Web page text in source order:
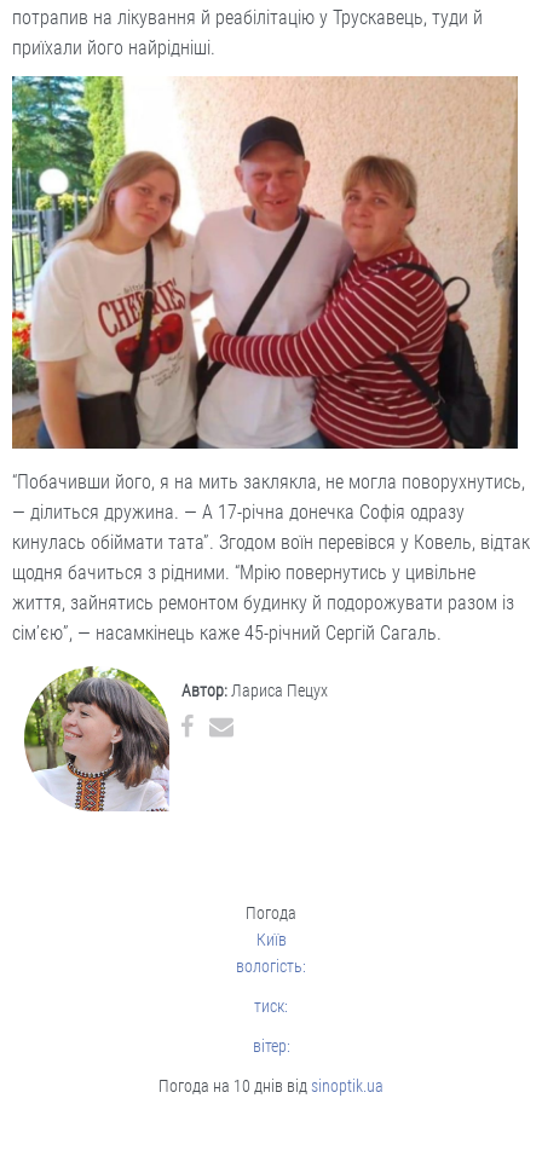
потрапив на лікування й реабілітацію у Трускавець, туди й
приїхали його найрідніші.
“Побачивши його, я на мить заклякла, не могла поворухнутись,
— ділиться дружина. — А 17-річна донечка Софія одразу
кинулась обіймати тата”. Згодом воїн перевівся у Ковель, відтак
щодня бачиться з рідними. “Мрію повернутись у цивільне
життя, зайнятись ремонтом будинку й подорожувати разом із
сім’єю”, — насамкінець каже 45-річний Сергій Сагаль.
Автор: Лариса Пецух
Погода
Київ
вологість:
тиск:
вітер:
Погода на 10 днів від sinoptik.ua